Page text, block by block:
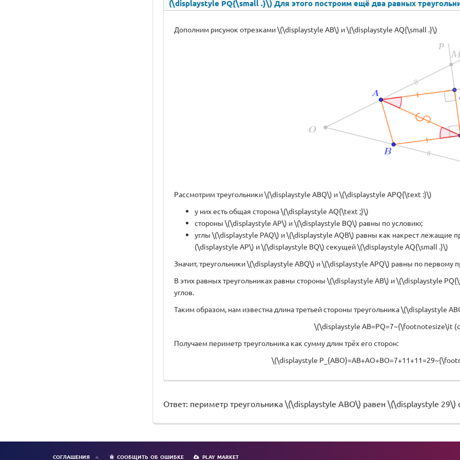
(\displaystyle PQ{\small .}\) Для этого построим ещё два равных
Дополним рисунок отрезками \(\displaystyle AB\) и \(\displaystyle AQ{\small .}\)
Рассмотрим треугольники \(\displaystyle ABQ\) и \(\displaystyle APQ{\text :}\)
у них есть общая сторона \(\displaystyle AQ{\text ;}\)
стороны \(\displaystyle AP\) и \(\displaystyle BQ\) равны по условию;
углы \(\displaystyle PAQ\) и \(\displaystyle AQB\) равны как накрест лежащие
(\displaystyle AP\) и \(\displaystyle BQ\) секущей \(\displaystyle AQ{\small .}\)
Значит, треугольники \(\displaystyle ABQ\) и \(\displaystyle APQ\) равны по первому
В этих равных треугольниках равны стороны \(\displaystyle AB\) и \(\displaystyle
углов.
Таким образом, нам известна длина третьей стороны треугольника \(\displaystyle
\(\displaystyle AB=PQ=7~{\footnotesize\it
Получаем периметр треугольника как сумму длин трёх его сторон:
\(\displaystyle
Ответ: периметр треугольника \(\displaystyle ABO\) равен \(\displaystyle
СОГЛАШЕНИЯ СООБЩИТЬ ОБ ОШИБКЕ PLAY MARKET